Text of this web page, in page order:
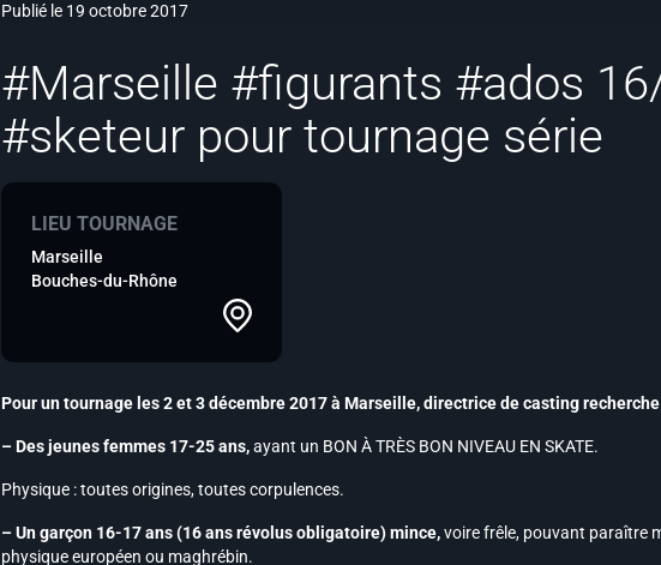
Publié le 19 octobre 2017
#Marseille #figurants #ados
#sketeur pour tournage série
LIEU TOURNAGE
Marseille
Bouches-du-Rhône
Pour un tournage les 2 et 3 décembre 2017 à Marseille, directrice de casting recherche
– Des jeunes femmes 17-25 ans,ayant un BON À TRÈS BON NIVEAU EN SKATE.
Physique : toutes origines, toutes corpulences.
– Un garçon 16-17 ans (16 ans révolus obligatoire) mince,voire frêle, pouvant paraître
physique européen ou maghrébin.